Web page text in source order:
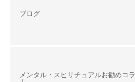
ブログ
メンタル・スピリチュアルお勧めコラ